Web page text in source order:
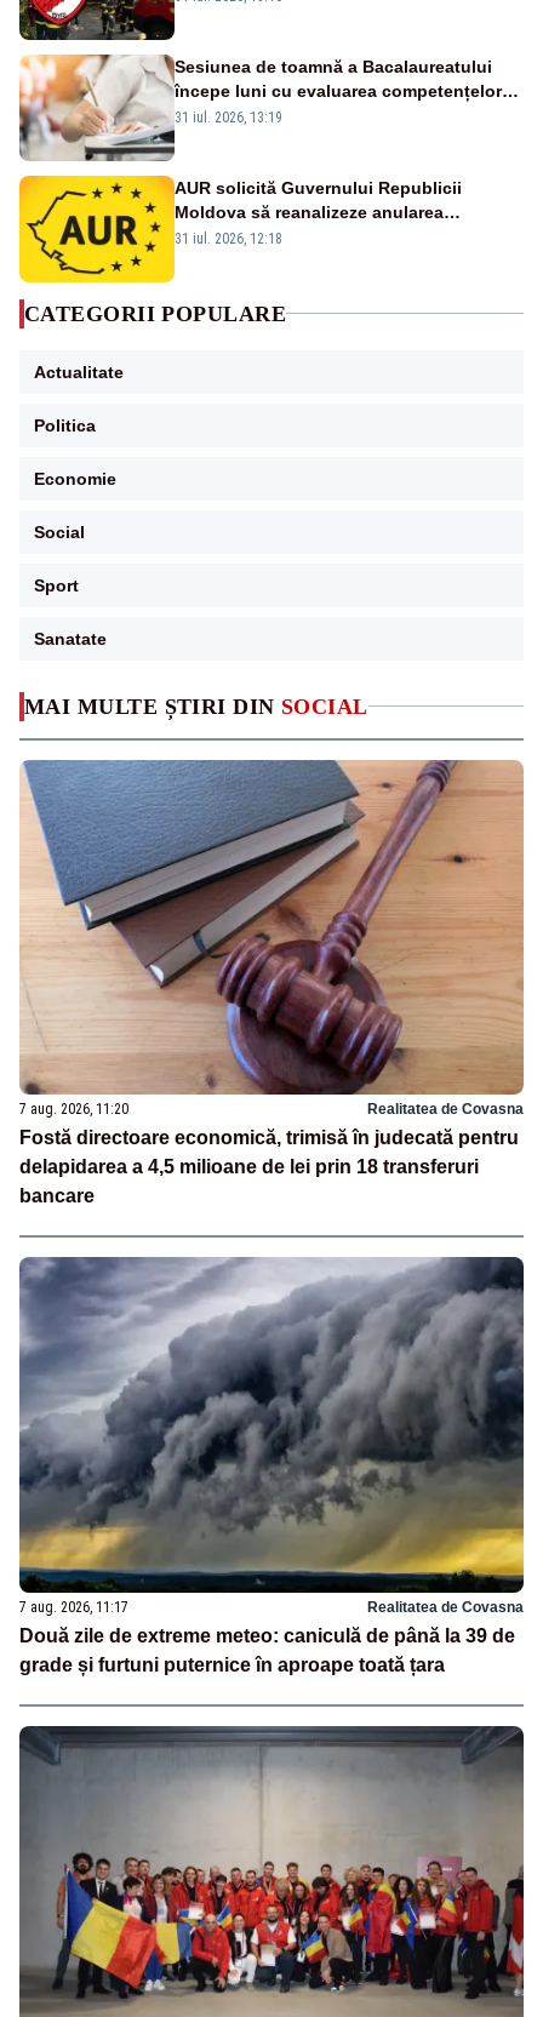
MAI MULTE ȘTIRI DIN SOCIAL
7 aug. 2026, 11:20 Realitatea de Covasna
Fostă directoare economică, trimisă în judecată pentru
delapidarea a 4,5 milioane de lei prin 18 transferuri
bancare
7 aug. 2026, 11:17 Realitatea de Covasna
Două zile de extreme meteo: caniculă de până la 39 de
grade și furtuni puternice în aproape toată țara
Sesiunea de toamnă a Bacalaureatului
începe luni cu evaluarea competențelor
orale la Limba română
31 iul. 2026, 13:19
AUR solicită Guvernului Republicii
Moldova să reanalizeze anularea
concertului de Ziua Limbii Române
31 iul. 2026, 12:18
CATEGORII POPULARE
Actualitate
Politica
Economie
Social
Sport
Sanatate